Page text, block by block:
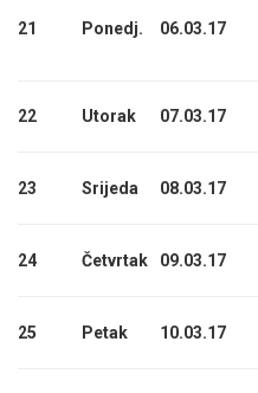
21 Ponedj. 06.03.17
22 Utorak 07.03.17
23 Srijeda 08.03.17
24 Četvrtak 09.03.17
25 Petak 10.03.17